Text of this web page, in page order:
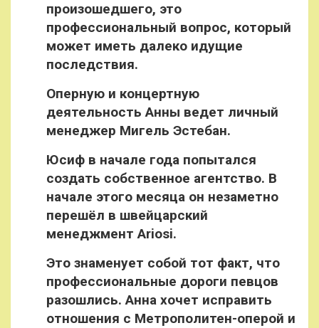
произошедшего, это
профессиональный вопрос, который
может иметь далеко идущие
последствия.
Оперную и концертную
деятельность Анны ведет личный
менеджер Мигель Эстебан.
Юсиф в начале года попытался
создать собственное агентство. В
начале этого месяца он незаметно
перешёл в швейцарский
менеджмент Ariosi.
Это знаменует собой тот факт, что
профессиональные дороги певцов
разошлись. Анна хочет исправить
отношения с Метрополитен-оперой и